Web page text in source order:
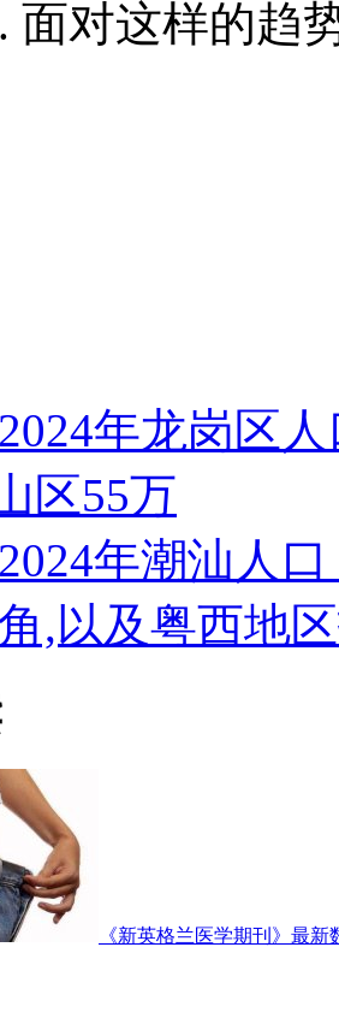
面对这样的趋
2024年龙岗区
区55万
2024年潮汕人
,以及粤西地
《新英格兰医学期刊》最